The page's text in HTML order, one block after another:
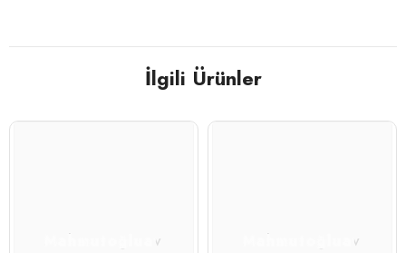
İlgili Ürünler
Mahmutoğluav Mahmutoğluav